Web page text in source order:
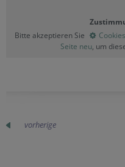
Bitte akzeptieren Sie
Seite neu, um
vorherige